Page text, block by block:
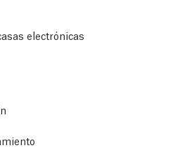
electrónicas